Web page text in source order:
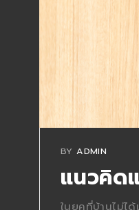
BY ADMIN
แนวคิด
ในยุคที่บ้านไม่ไ